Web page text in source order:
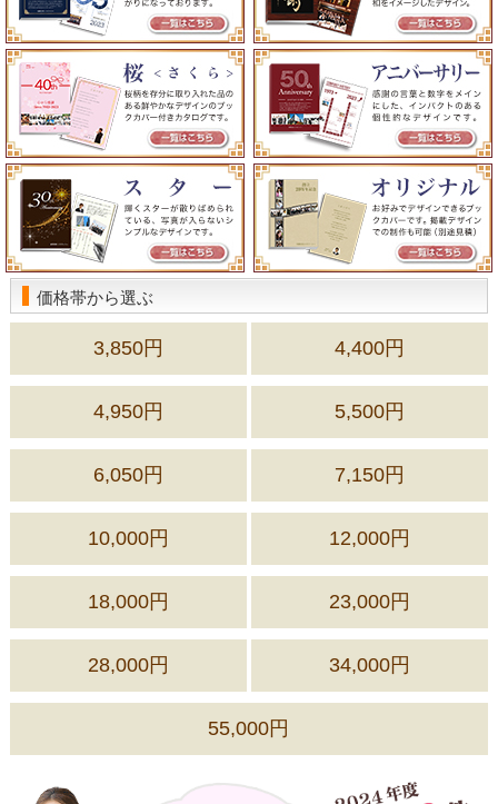
価格帯から選ぶ
3,850円 4,400円
4,950円 5,500円
6,050円 7,150円
10,000円 12,000円
18,000円 23,000円
28,000円 34,000円
55,000円